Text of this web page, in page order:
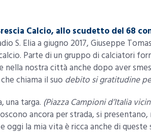
Calcio, allo scudetto del 68
S. Elia a giugno 2017, Giuseppe
Parte di un gruppo di calciatori
nella nostra città anche dopo aver
chiama il suo debito si gratitudine
una targa. (Piazza Campioni d’Italia
ancora per strada, si
la mia vita è ricca anche di queste